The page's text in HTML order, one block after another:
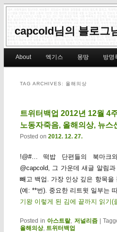
capcold님의 블로그
Skip to primary content
Skip to secondary content
About 엑기스 몽땅 방명
TAG ARCHIVES: 올해의상
트위터백업 2012년 12월 4
노동자죽음, 올해의상, 뉴스
Posted on 2012. 12. 27.
!@#… 떡밥 단편들의 북마크
@capcold, 그 가운데 새글 알림
빼고 백업. 가장 인상 깊은 항목을
(예: **번). 중요한 리트윗 일부는
기왕 이렇게 된 김에 끝까지 읽기(
Posted in 아스트랄, 저널리즘 |
올해의상, 트위터백업